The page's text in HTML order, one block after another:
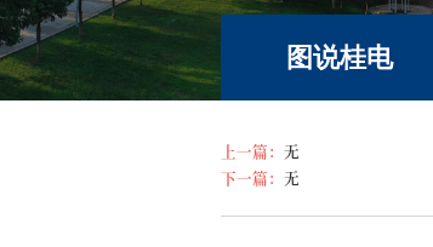
图说桂电
上一篇： 无
下一篇： 无